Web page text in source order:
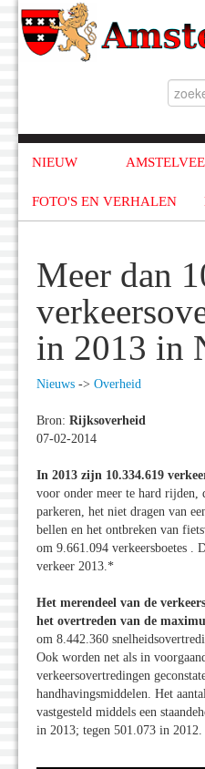
NIEUW
FOTO'S EN VERHALEN
Meer dan
in 2013 in
Nieuws -> Overheid
Bron: Rijksoverheid
07-02-2014
In 2013 zijn 10.334.619
voor onder meer te hard
parkeren, het niet dragen van
bellen en het ontbreken van
om 9.661.094 verkeersboetes .
verkeer 2013.*
Het merendeel van de
het overtreden van de
om 8.442.360
Ook worden net als in
verkeersovertredingen
handhavingsmiddelen. Het
vastgesteld middels een
in 2013; tegen 501.073 in 2012.